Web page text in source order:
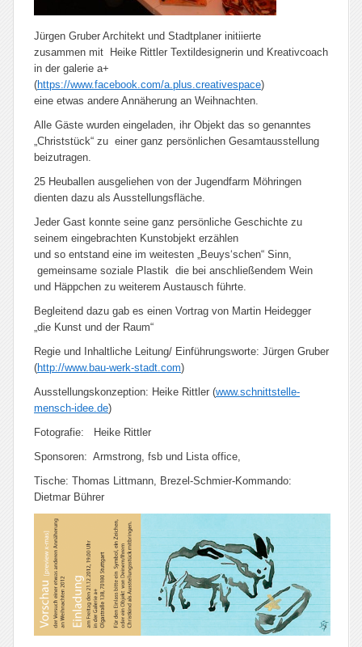
Jürgen Gruber Architekt und Stadtplaner initiierte
zusammen mit Heike Rittler Textildesignerin und Kreativcoach
in der galerie a+
(https://www.facebook.com/a.plus.creativespace)
eine etwas andere Annäherung an Weihnachten.
Alle Gäste wurden eingeladen, ihr Objekt das so genanntes
„Christstück“ zu einer ganz persönlichen Gesamtausstellung
beizutragen.
25 Heuballen ausgeliehen von der Jugendfarm Möhringen
dienten dazu als Ausstellungsfläche.
Jeder Gast konnte seine ganz persönliche Geschichte zu
seinem eingebrachten Kunstobjekt erzählen
und so entstand eine im weitesten „Beuys‘schen“ Sinn,
gemeinsame soziale Plastik die bei anschließendem Wein
und Häppchen zu weiterem Austausch führte.
Begleitend dazu gab es einen Vortrag von Martin Heidegger
„die Kunst und der Raum“
Regie und Inhaltliche Leitung/ Einführungsworte: Jürgen Gruber
(http://www.bau-werk-stadt.com)
Ausstellungskonzeption: Heike Rittler (www.schnittstelle-
mensch-idee.de)
Fotografie: Heike Rittler
Sponsoren: Armstrong, fsb und Lista office,
Tische: Thomas Littmann, Brezel-Schmier-Kommando:
Dietmar Bührer